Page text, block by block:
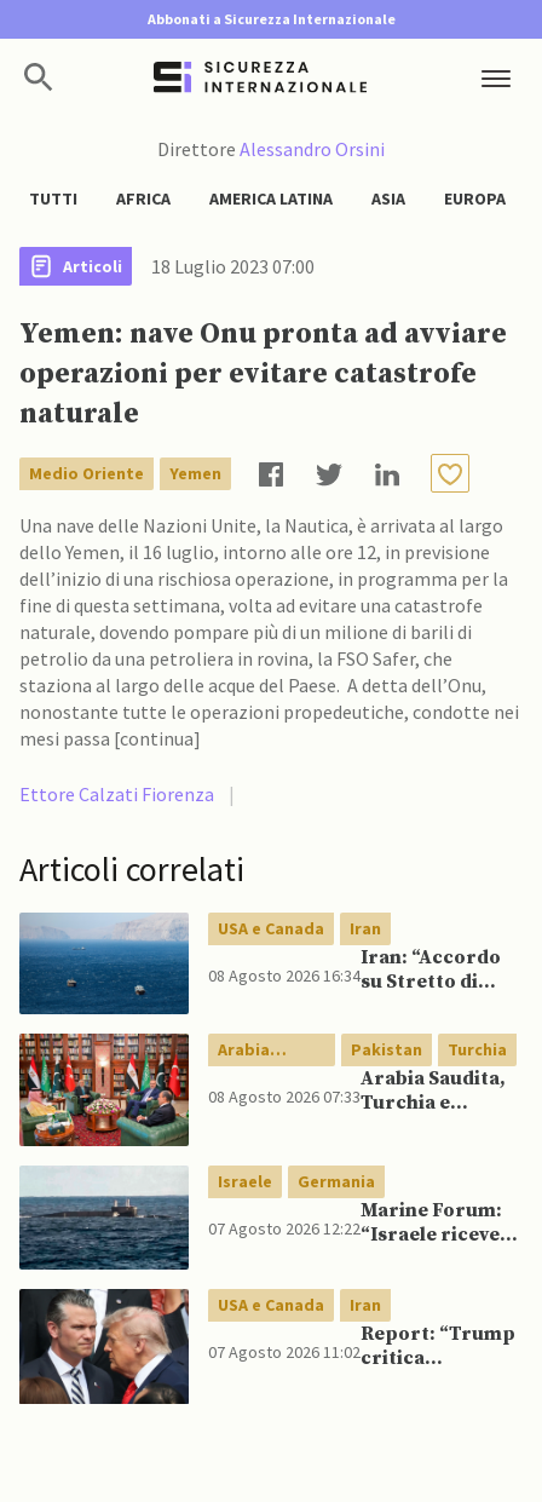
Abbonati a Sicurezza Internazionale
Direttore Alessandro Orsini
TUTTI AFRICA AMERICA LATINA ASIA EUROPA
Articoli 18 Luglio 2023 07:00
Yemen: nave Onu pronta ad avviare
operazioni per evitare catastrofe
naturale
Medio Oriente Yemen
Una nave delle Nazioni Unite, la Nautica, è arrivata al largo
dello Yemen, il 16 luglio, intorno alle ore 12, in previsione
dell’inizio di una rischiosa operazione, in programma per la
fine di questa settimana, volta ad evitare una catastrofe
naturale, dovendo pompare più di un milione di barili di
petrolio da una petroliera in rovina, la FSO Safer, che
staziona al largo delle acque del Paese. A detta dell’Onu,
nonostante tutte le operazioni propedeutiche, condotte nei
mesi passa [continua]
Ettore Calzati Fiorenza |
Articoli correlati
USA e Canada Iran
08 Agosto 2026 16:34
Iran: “Accordo
su Stretto di
ma non aprirà il
canale”
Arabia
Saudita
Pakistan Turchia
08 Agosto 2026 07:33
Arabia Saudita,
Turchia e
reciproca
Israele Germania
07 Agosto 2026 12:22
Marine Forum:
“Israele riceve
Drakon dopo 14
anni”
USA e Canada Iran
07 Agosto 2026 11:02
Report: “Trump
critica